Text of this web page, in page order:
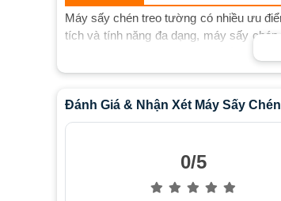
Máy sấy chén treo tường có nhiều ưu
tích và tính năng đa dạng, máy sấy
chén treo tường còn giúp bạn giải quyết
Để sử dụng máy sấy chén treo tường
- Sắp xếp và phân loại chén dĩa một
- Đảm bảo máy sấy được cài đặt đúng
- Sau khi sấy xong, lấy chén dĩa ra và
Đánh Giá & Nhận Xét Máy Sấy
0/5